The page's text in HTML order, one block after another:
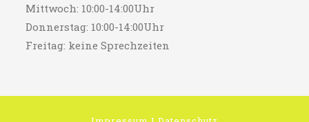
Mittwoch: 10:00-14:00Uhr
Donnerstag: 10:00-14:00Uhr
Freitag: keine Sprechzeiten